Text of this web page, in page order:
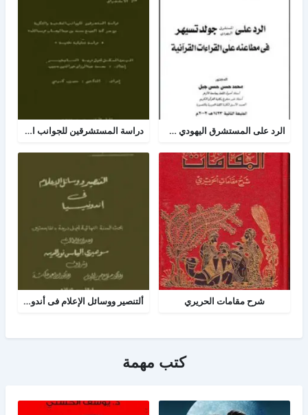
الرد على المستشرق اليهودي جولد تسيهر في مطاعنه على القراءات دراسة المستشرقين للجوانب العقدية والفكرية من حركة الشيخ محمد بن عبدالوهاب رحمه الله
شرح مقامات الحريري ألتنصير ووسائل الإعلام فى أندونيسيا
كتب مهمة